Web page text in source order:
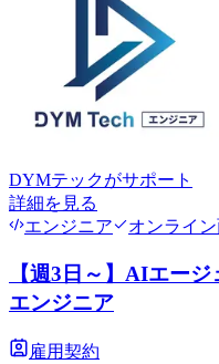
DYMテックがサポート
詳細を見る
エンジニア
オンライ
【週3日～】AIエー
エンジニア
雇用契約